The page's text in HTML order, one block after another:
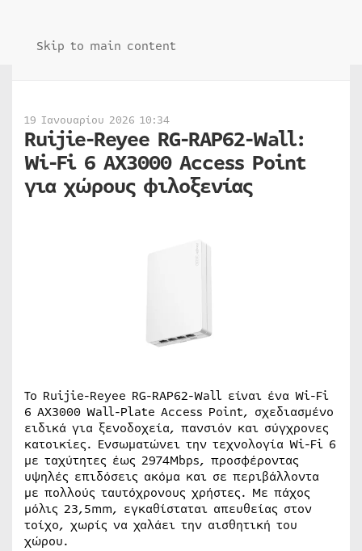
Skip to main content
19 Ιανουαρίου 2026 10:34
Ruijie-Reyee RG-RAP62-Wall:
Wi-Fi 6 AX3000 Access Point
για χώρους φιλοξενίας
Το Ruijie-Reyee RG-RAP62-Wall είναι ένα Wi-Fi
6 AX3000 Wall-Plate Access Point, σχεδιασμένο
ειδικά για ξενοδοχεία, πανσιόν και σύγχρονες
κατοικίες. Ενσωματώνει την τεχνολογία Wi-Fi 6
με ταχύτητες έως 2974Mbps, προσφέροντας
υψηλές επιδόσεις ακόμα και σε περιβάλλοντα
με πολλούς ταυτόχρονους χρήστες. Με πάχος
μόλις 23,5mm, εγκαθίσταται απευθείας στον
τοίχο, χωρίς να χαλάει την αισθητική του
χώρου.